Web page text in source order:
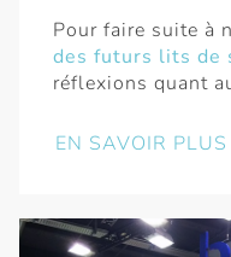
Pour faire suite à
des futurs lits de
réflexions quant
EN SAVOIR PLUS